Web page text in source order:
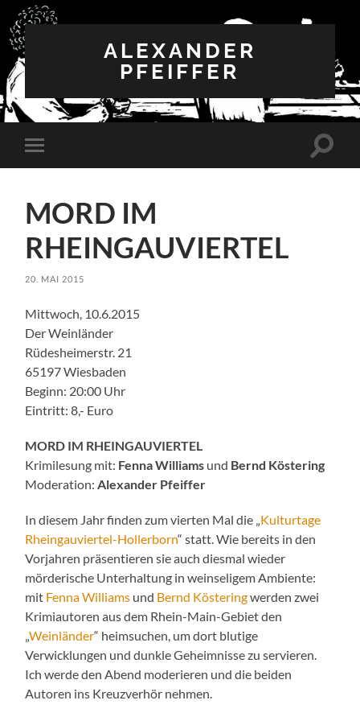
ALEXANDER
PFEIFFER
Mobile-
Menü
MORD IM
RHEINGAUVIERTEL
20. MAI 2015
Mittwoch, 10.6.2015
Der Weinländer
Rüdesheimerstr. 21
65197 Wiesbaden
Beginn: 20:00 Uhr
Eintritt: 8,- Euro
MORD IM RHEINGAUVIERTEL
Krimilesung mit: Fenna Williams und Bernd Köstering
Moderation: Alexander Pfeiffer
In diesem Jahr finden zum vierten Mal die „ Kulturtage
Rheingauviertel-Hollerborn“ statt. Wie bereits in den
Vorjahren präsentieren sie auch diesmal wieder
mörderische Unterhaltung in weinseligem Ambiente:
mit Fenna Williams und Bernd Kösteringwerden zwei
Krimiautoren aus dem Rhein-Main-Gebiet den
„Weinländer“ heimsuchen, um dort blutige
Verwicklungen und dunkle Geheimnisse zu servieren.
Ich werde den Abend moderieren und die beiden
Autoren ins Kreuzverhör nehmen.